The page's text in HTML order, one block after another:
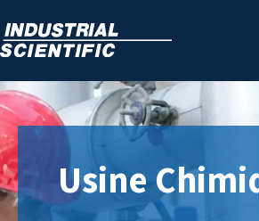
Usine